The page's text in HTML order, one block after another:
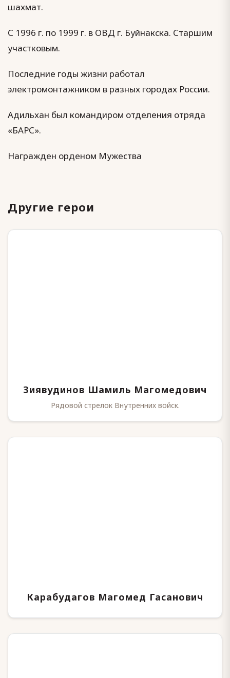
шахмат.
С 1996 г. по 1999 г. в ОВД г. Буйнакска. Старшим
участковым.
Последние годы жизни работал
электромонтажником в разных городах России.
Адильхан был командиром отделения отряда
«БАРС».
Награжден орденом Мужества
Другие герои
Зиявудинов Шамиль Магомедович
Рядовой стрелок Внутренних войск.
Карабудагов Магомед Гасанович